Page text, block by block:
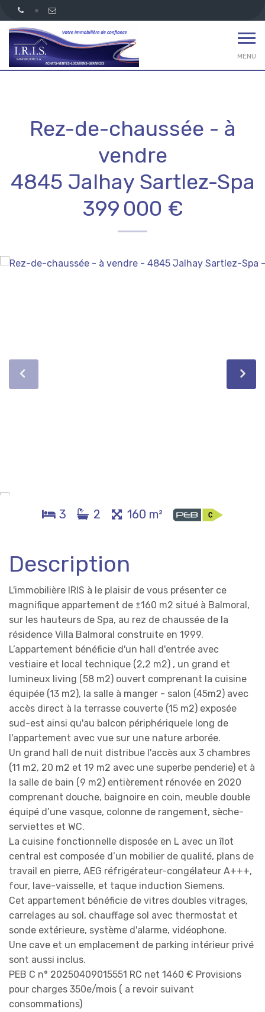
MENU
Rez-de-chaussée - à
vendre
4845 Jalhay Sartlez-Spa
399 000 €
3 2 160 m²
Description
L'immobilière IRIS à le plaisir de vous présenter ce
magnifique appartement de ±160 m2 situé à Balmoral,
sur les hauteurs de Spa, au rez de chaussée de la
résidence Villa Balmoral construite en 1999.
L’appartement bénéficie d'un hall d'entrée avec
vestiaire et local technique (2,2 m2) , un grand et
lumineux living (58 m2) ouvert comprenant la cuisine
équipée (13 m2), la salle à manger - salon (45m2) avec
accès direct à la terrasse couverte (15 m2) exposée
sud-est ainsi qu'au balcon périphériquele long de
l'appartement avec vue sur une nature arborée.
Un grand hall de nuit distribue l'accès aux 3 chambres
(11 m2, 20 m2 et 19 m2 avec une superbe penderie) et à
la salle de bain (9 m2) entièrement rénovée en 2020
comprenant douche, baignoire en coin, meuble double
équipé d’une vasque, colonne de rangement, sèche-
serviettes et WC.
La cuisine fonctionnelle disposée en L avec un îlot
central est composée d’un mobilier de qualité, plans de
travail en pierre, AEG réfrigérateur-congélateur A+++,
four, lave-vaisselle, et taque induction Siemens.
Cet appartement bénéficie de vitres doubles vitrages,
carrelages au sol, chauffage sol avec thermostat et
sonde extérieure, système d'alarme, vidéophone.
Une cave et un emplacement de parking intérieur privé
sont aussi inclus.
PEB C n° 20250409015551 RC net 1460 € Provisions
pour charges 350e/mois ( a revoir suivant
consommations)